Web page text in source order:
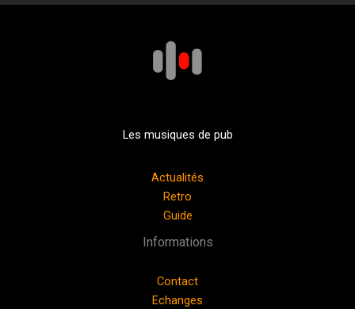
Les musiques de pub
Actualités
Retro
Guide
Informations
Contact
Echanges